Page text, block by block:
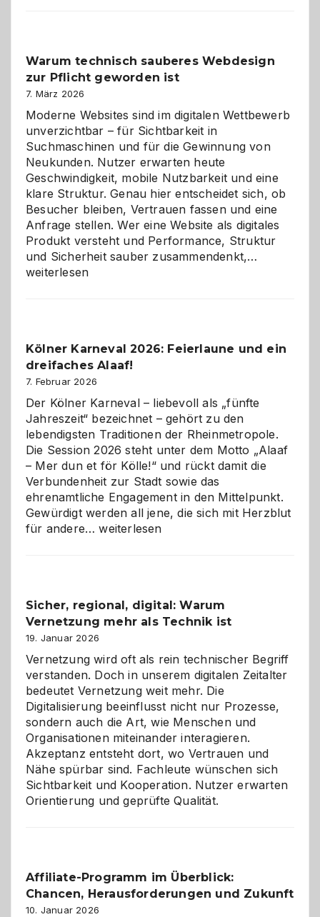
den
Logikrätseln
Warum technisch sauberes Webdesign
zur Pflicht geworden ist
7. März 2026
Moderne Websites sind im digitalen Wettbewerb
unverzichtbar – für Sichtbarkeit in
Suchmaschinen und für die Gewinnung von
Neukunden. Nutzer erwarten heute
Geschwindigkeit, mobile Nutzbarkeit und eine
klare Struktur. Genau hier entscheidet sich, ob
Besucher bleiben, Vertrauen fassen und eine
Anfrage stellen. Wer eine Website als digitales
Produkt versteht und Performance, Struktur
und Sicherheit sauber zusammendenkt,…
geworden
weiterlesen
Kölner Karneval 2026: Feierlaune und ein
dreifaches Alaaf!
7. Februar 2026
Der Kölner Karneval – liebevoll als „fünfte
Jahreszeit“ bezeichnet – gehört zu den
lebendigsten Traditionen der Rheinmetropole.
Die Session 2026 steht unter dem Motto „Alaaf
– Mer dun et för Kölle!“ und rückt damit die
Verbundenheit zur Stadt sowie das
ehrenamtliche Engagement in den Mittelpunkt.
Gewürdigt werden all jene, die sich mit Herzblut
für andere…Kölner
ein
dreifaches
Alaaf!
weiterlesen
Sicher, regional, digital: Warum
Vernetzung mehr als Technik ist
19. Januar 2026
Vernetzung wird oft als rein technischer Begriff
verstanden. Doch in unserem digitalen Zeitalter
bedeutet Vernetzung weit mehr. Die
Digitalisierung beeinflusst nicht nur Prozesse,
sondern auch die Art, wie Menschen und
Organisationen miteinander interagieren.
Akzeptanz entsteht dort, wo Vertrauen und
Nähe spürbar sind. Fachleute wünschen sich
Sichtbarkeit und Kooperation. Nutzer erwarten
Orientierung und geprüfte Qualität.
Affiliate-Programm im Überblick:
Chancen, Herausforderungen und Zukunft
10. Januar 2026